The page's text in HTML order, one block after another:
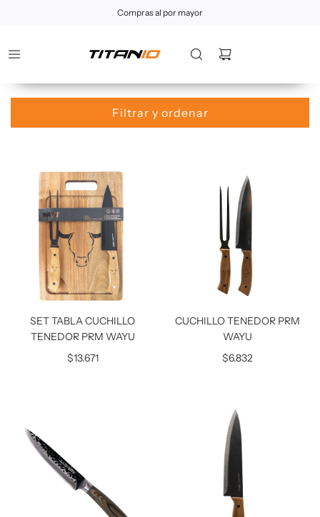
Compras al por mayor
Filtrar y ordenar
SET TABLA CUCHILLO
TENEDOR PRM WAYU
$13.671
CUCHILLO TENEDOR PRM
WAYU
$6.832